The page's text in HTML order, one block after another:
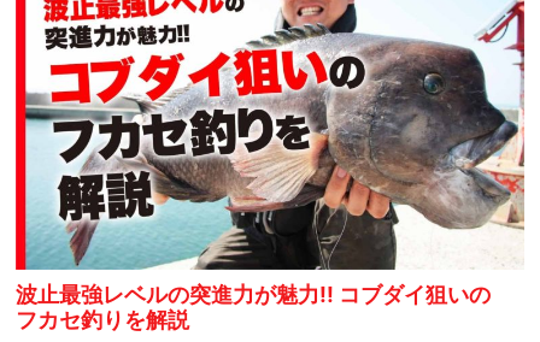
波止最強レベルの突進力が魅力!! コブダイ狙いの
フカセ釣りを解説